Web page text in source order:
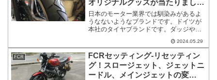
オリジナルグッズが当たりまし
た！
日本のモーター業界では馴染みがあるよ
うなないようなブランドです。ドイツが
本社のタイヤブランドです。ダッジやベ
メージがあります。日本はタイヤブラン
ドも強い国です。メジャーなタイヤメー
カーとまでは言えませんが通好みなタイ
ヤブランドです。性能はトップクラスの
タイヤメーカーです。
2024.05.29
FCR
FCRセッティング-リセッティン
グ！スロージェット、ジェットニ
ードル、メインジェットの変